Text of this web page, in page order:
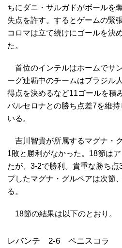
ちにダニ・サルガドがボールを
失点を許す。するとゲームの緊
コロマは立て続けにゴールを決
た。
首位のインテルはホームでサンティアゴと対戦した。リ
ーグ連覇中のチームはブラジル
得点を決めるなど11ゴールを積
バルセロナとの勝ち点差7を維
いる。
吉川智貴が所属するマグナ・グルペアは最近2試合で1分
1敗と勝利がなかった。18節は
たが、3-2で勝利。貴重な勝ち
プしたマグナ・グルペアは次節
る。
18節の結果は以下のとおり。
レバンテ 2-6 ペニスコラ